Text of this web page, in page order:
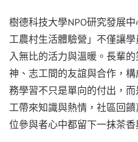
樹德科技大學NPO研究發展
工農村生活體驗營」不僅讓
入無比的活力與溫暖。長輩
神、志工間的友誼與合作，
務學習不只是單向的付出，
工帶來知識與熱情，社區回
位參與者心中都留下一抹茶香